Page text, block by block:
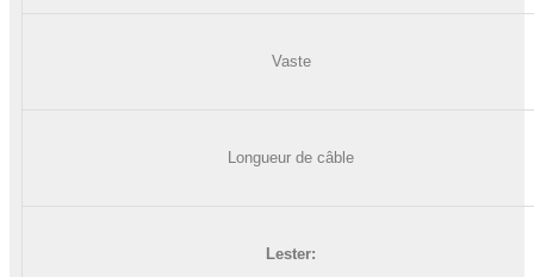
Vaste
Longueur de câble
Lester: